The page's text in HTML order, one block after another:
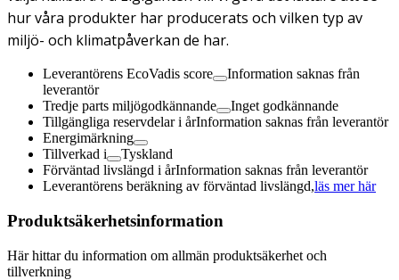
hur våra produkter har producerats och vilken typ av
miljö- och klimatpåverkan de har.
Leverantörens EcoVadis score
Information saknas från
leverantör
Tredje parts miljögodkännande
Inget godkännande
Tillgängliga reservdelar i årInformation saknas från leverantör
Energimärkning
Tillverkad i
Tyskland
Förväntad livslängd i årInformation saknas från leverantör
Leverantörens beräkning av förväntad livslängd,läs mer här
Produktsäkerhetsinformation
Här hittar du information om allmän produktsäkerhet och
tillverkning